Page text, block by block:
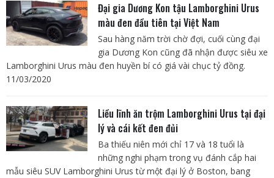
Đại gia Dương Kon tậu Lamborghini Urus
màu đen đầu tiên tại Việt Nam
Sau hàng năm trời chờ đợi, cuối cùng đại
gia Dương Kon cũng đã nhận được siêu xe
Lamborghini Urus màu đen huyền bí có giá vài chục tỷ đồng.
11/03/2020
Liều lĩnh ăn trộm Lamborghini Urus tại đại
lý và cái kết đen đủi
Ba thiếu niên mới chỉ 17 và 18 tuổi là
những nghi phạm trong vụ đánh cắp hai
mẫu siêu SUV Lamborghini Urus từ một đại lý ở Boston, bang